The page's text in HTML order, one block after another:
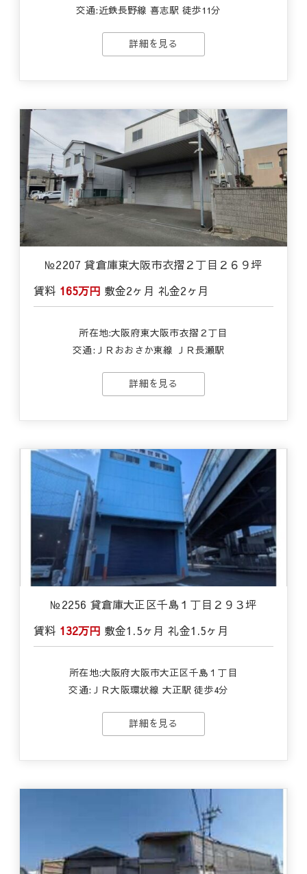
交通:近鉄長野線 喜志駅 徒歩11分
詳細を見る
№2207 貸倉庫東大阪市衣摺２丁目２６９坪
賃料 165万円 敷金2ヶ月 礼金2ヶ月
所在地:大阪府東大阪市衣摺２丁目
交通: ＪＲおおさか東線 ＪＲ長瀬駅
詳細を見る
№2256 貸倉庫大正区千島１丁目２９３坪
賃料 132万円 敷金1.5ヶ月 礼金1.5ヶ月
所在地:大阪府大阪市大正区千島１丁目
交通: ＪＲ大阪環状線 大正駅 徒歩4分
詳細を見る